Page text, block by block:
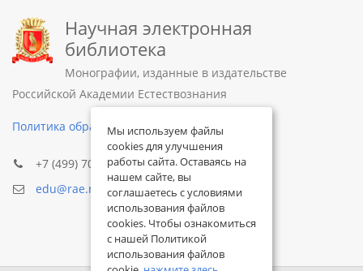
Научная электронная
библиотека
Монографии, изданные в издательстве
Российской Академии Естествознания
Политика обработки персональных данных
+7 (499) 705-72-30
edu@rae.ru
Мы используем файлы
cookies для улучшения
работы сайта. Оставаясь на
нашем сайте, вы
соглашаетесь с условиями
использования файлов
cookies. Чтобы ознакомиться
с нашей Политикой
использования файлов